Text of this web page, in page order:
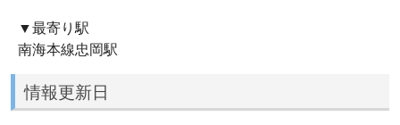
▼最寄り駅
南海本線忠岡駅
情報更新日